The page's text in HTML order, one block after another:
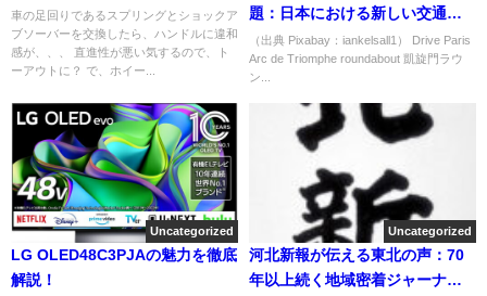
車の足回りであるスプリングとショックア
ブソーバーを交換したら、ハンドルに違和
感が、、、 直進性が悪い気するので、ト
ーアウトに？ で、ホイー...
題：日本における新しい交通イ
ンフラの姿
（出典 Pixabay：iankelsall1） Drive Paris
Arc de Triomphe roundabout 凱旋門ラウ
ン...
Uncategorized
LG OLED48C3PJAの魅力を徹底
解説！
Uncategorized
河北新報が伝える東北の声：70
年以上続く地域密着ジャーナリ